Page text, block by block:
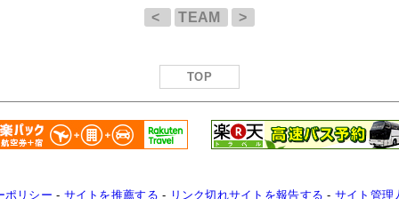
< TEAM >
TOP
ポリシー - サイトを推薦する - リンク切れサイトを報告する - サイト管理